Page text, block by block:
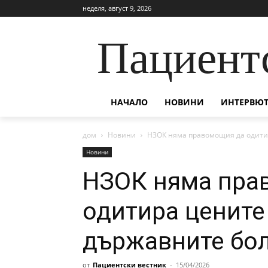
неделя, август 9, 2026
НАЧАЛО НОВИНИ
дом Новини НЗОК няма правомощия да
Новини
НЗОК няма
одитира
държавните
от Пациентски вестник - 15/04/2026